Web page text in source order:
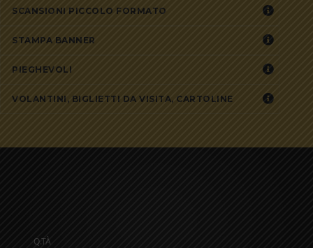
SCANSIONI PICCOLO FORMATO
STAMPA BANNER
PIEGHEVOLI
VOLANTINI, BIGLIETTI DA VISITA, CARTOLINE
Q.TÀ